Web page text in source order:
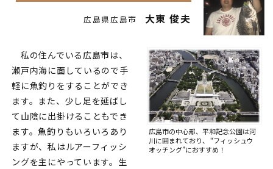
広島県広島市 大東 俊夫
広島市の中心部、平和記念公園は河
川に囲まれており、 “フィッシュウ
オッチング”におすすめ！
私の住んでいる広島市は、
瀬戸内海に面しているので手
軽に魚釣りをすることができ
ます。また、少し足を延ばし
て山陰に出掛けることもでき
ます。魚釣りもいろいろあり
ますが、私はルアーフィッシ
ングを主にやっています。生